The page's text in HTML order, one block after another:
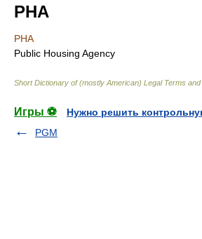
PHA
PHA
Public Housing Agency
Short Dictionary of (mostly American) Legal Terms and
Игры ⚽
Нужно решить
PGM